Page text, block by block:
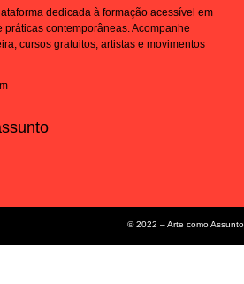
dedicada à formação acessível em
práticas contemporâneas. Acompanhe
cursos gratuitos, artistas e movimentos
© 2022 – Arte como Assunto